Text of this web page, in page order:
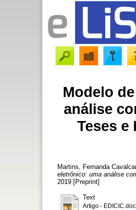
Modelo
análise
Teses e
Martins, Fernanda
eletrônico: uma análise
2019 [Preprint]
Text
Artigo -